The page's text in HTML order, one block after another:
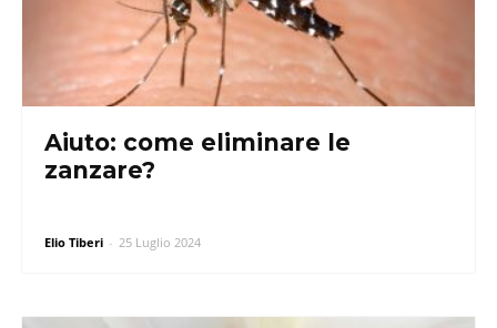
Aiuto: come eliminare le
zanzare?
Elio Tiberi - 25 Luglio 2024